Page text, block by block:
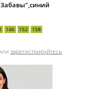
146 152
158
зарегистрируйтесь